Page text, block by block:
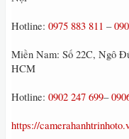
Hotline: 0975 883 811 –
Miền Nam: Số 22C, Ngô
HCM
Hotline: 0902 247 699–
https://